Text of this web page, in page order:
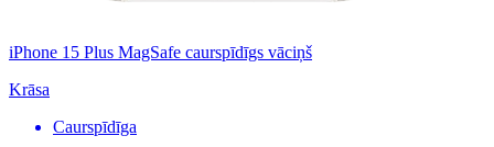
iPhone 15 Plus MagSafe caurspīdīgs vāciņš
Krāsa
Caurspīdīga